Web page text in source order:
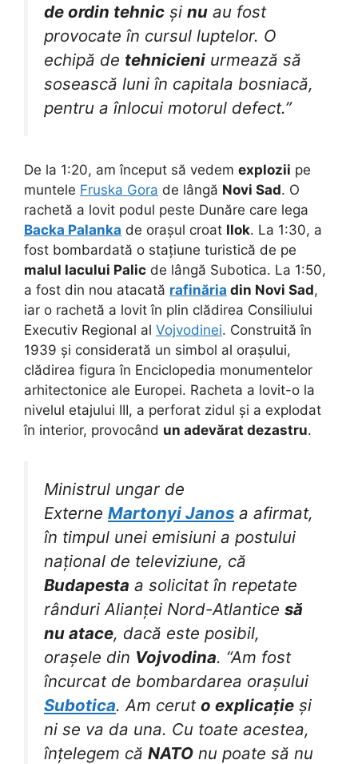
de ordin tehnic și nu au fost
provocate în cursul luptelor. O
echipă de tehnicieni urmează să
sosească luni în capitala bosniacă,
pentru a înlocui motorul defect.”
De la 1:20, am început să vedem explozii pe
muntele Fruska Gora de lângă Novi Sad. O
rachetă a lovit podul peste Dunăre care lega
Backa Palanka de orașul croat Ilok. La 1:30, a
fost bombardată o stațiune turistică de pe
malul lacului Palic de lângă Subotica. La 1:50,
a fost din nou atacată rafinăria din Novi Sad,
iar o rachetă a lovit în plin clădirea Consiliului
Executiv Regional al Vojvodinei. Construită în
1939 și considerată un simbol al orașului,
clădirea figura în Enciclopedia monumentelor
arhitectonice ale Europei. Racheta a lovit-o la
nivelul etajului III, a perforat zidul și a explodat
în interior, provocând un adevărat dezastru.
Ministrul ungar de
Externe Martonyi Janos a afirmat,
în timpul unei emisiuni a postului
național de televiziune, că
Budapesta a solicitat în repetate
rânduri Alianței Nord-Atlantice să
nu atace, dacă este posibil,
orașele din Vojvodina. “Am fost
încurcat de bombardarea orașului
Subotica. Am cerut o explicație și
ni se va da una. Cu toate acestea,
înțelegem că NATO nu poate să nu